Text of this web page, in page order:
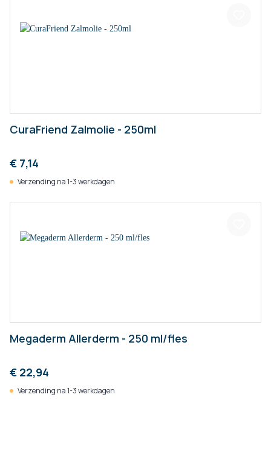
CuraFriend Zalmolie - 250ml
€ 7,14
Verzending na 1-3 werkdagen
Megaderm Allerderm - 250 ml/fles
€ 22,94
Verzending na 1-3 werkdagen